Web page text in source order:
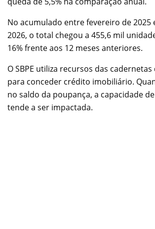
No acumulado entre fevereiro de 2025
2026, o total chegou a 455,6 mil
16% frente aos 12 meses anteriores.
O SBPE utiliza recursos das
para conceder crédito imobiliário.
no saldo da poupança, a capacidade
tende a ser impactada.